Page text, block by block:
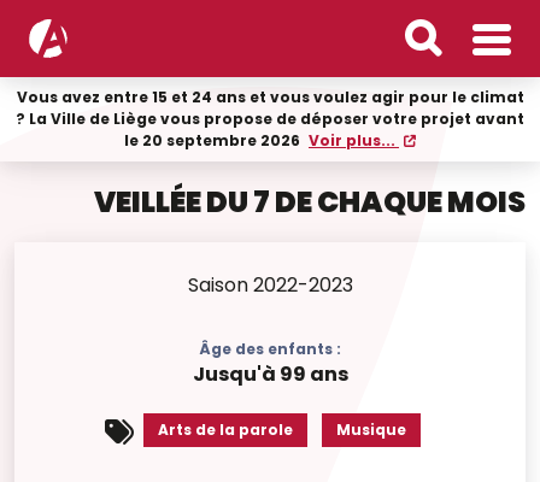
Vous avez entre 15 et 24 ans et vous voulez agir pour le climat
? La Ville de Liège vous propose de déposer votre projet avant
le 20 septembre 2026 Voir plus...
VEILLÉE DU 7 DE CHAQUE MOIS
Saison 2022-2023
Âge des enfants :
Jusqu'à 99 ans
Arts de la parole Musique